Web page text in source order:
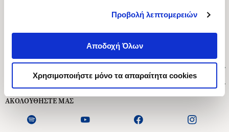
Προβολή λεπτομερειών
Αποδοχή Όλων
Χρησιμοποιήστε μόνο τα απαραίτητα cookies
Ασκληπιού 1-3, Αθήνα 106 79
Δευτέρα - Παρασκευή 09:00-21:00
Εξυπηρέτηση Πελατών
ΑΚΟΛΟΥΘΗΣΤΕ ΜΑΣ